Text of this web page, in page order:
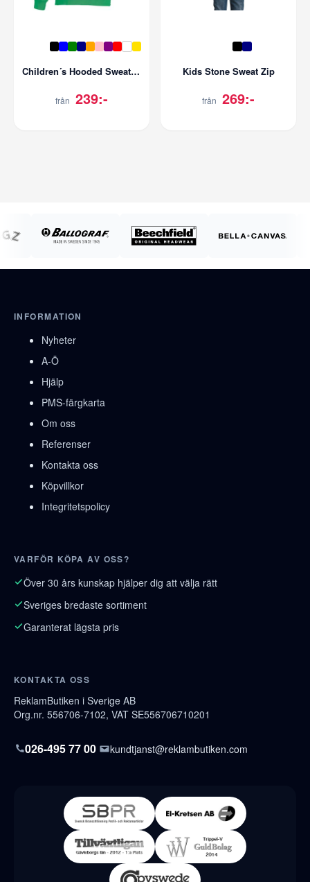
Children´s Hooded Sweatshirt
från 239:-
Kids Stone Sweat Zip
från 269:-
INFORMATION
Nyheter
A-Ö
Hjälp
PMS-färgkarta
Om oss
Referenser
Kontakta oss
Köpvillkor
Integritetspolicy
VARFÖR KÖPA AV OSS?
Över 30 års kunskap hjälper dig att välja rätt
Sveriges bredaste sortiment
Garanterat lägsta pris
KONTAKTA OSS
ReklamButiken i Sverige AB
Org.nr. 556706-7102, VAT SE556706710201
026-495 77 00 kundtjanst@reklambutiken.com